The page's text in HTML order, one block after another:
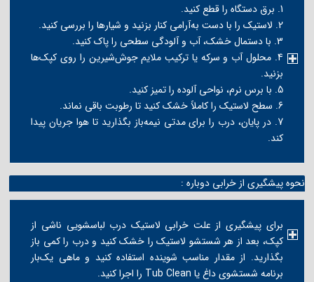
1. برق دستگاه را قطع کنید.
2. لاستیک را با دست به‌آرامی کنار بزنید و شیارها را بررسی کنید.
3. با دستمال خشک، آب و آلودگی سطحی را پاک کنید.
4. محلول آب و سرکه یا ترکیب ملایم جوش‌شیرین را روی کپک‌ها
بزنید.
5. با برس نرم، نواحی آلوده را تمیز کنید.
6. سطح لاستیک را کاملاً خشک کنید تا رطوبت باقی نماند.
7. در پایان، درب را برای مدتی نیمه‌باز بگذارید تا هوا جریان پیدا
کند.
نحوه پیشگیری از خرابی دوباره :
برای پیشگیری از علت خرابی لاستیک درب لباسشویی ناشی از
کپک، بعد از هر شستشو لاستیک را خشک کنید و درب را کمی باز
بگذارید. از مقدار مناسب شوینده استفاده کنید و ماهی یک‌بار
برنامه شستشوی داغ یا Tub Clean را اجرا کنید.